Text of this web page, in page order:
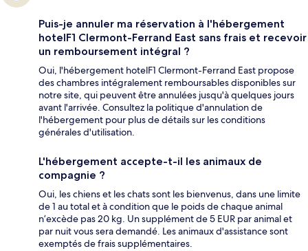
Puis-je annuler ma réservation à l'hébergement
hotelF1 Clermont-Ferrand East sans frais et recevoir
un remboursement intégral ?
Oui, l'hébergement hotelF1 Clermont-Ferrand East propose
des chambres intégralement remboursables disponibles sur
notre site, qui peuvent être annulées jusqu'à quelques jours
avant l'arrivée. Consultez la politique d'annulation de
l'hébergement pour plus de détails sur les conditions
générales d'utilisation.
L'hébergement accepte-t-il les animaux de
compagnie ?
Oui, les chiens et les chats sont les bienvenus, dans une limite
de 1 au total et à condition que le poids de chaque animal
n’excède pas 20 kg. Un supplément de 5 EUR par animal et
par nuit vous sera demandé. Les animaux d'assistance sont
exemptés de frais supplémentaires.